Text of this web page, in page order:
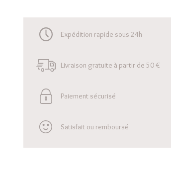
Expédition rapide sous 24h
Livraison gratuite à partir de 50 €
Paiement sécurisé
Satisfait ou remboursé